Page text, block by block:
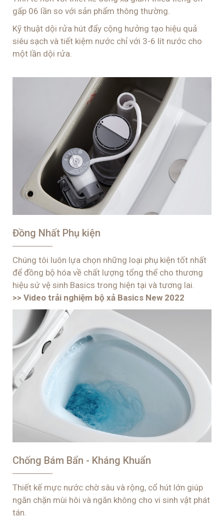
gấp 06 lần so với sản phẩm thông thường.
Kỹ thuật dội rửa hút đẩy cộng hưởng tạo hiệu quả
siêu sạch và tiết kiệm nước chỉ với 3-6 lít nước cho
một lần dội rửa.
Đồng Nhất Phụ kiện
Chúng tôi luôn lựa chọn những loại phụ kiện tốt nhất
để đồng bộ hóa về chất lượng tổng thể cho thương
hiệu sứ vệ sinh Basics trong hiện tại và tương lai.
>> Video trải nghiệm bộ xả Basics New 2022
Chống Bám Bẩn - Kháng Khuẩn
Thiết kế mực nước chờ sâu và rộng, cổ hút lớn giúp
ngăn chặn mùi hôi và ngăn không cho vi sinh vật phát
tán.